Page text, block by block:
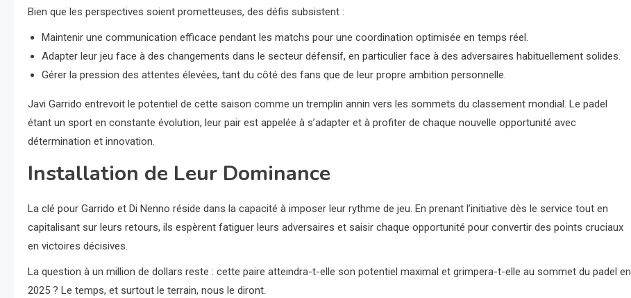
Bien que les perspectives soient prometteuses, des défis subsistent :
Maintenir une communication efficace pendant les matchs pour une coordination optimisée en temps réel.
Adapter leur jeu face à des changements dans le secteur défensif, en particulier face à des adversaires habituellement solides.
Gérer la pression des attentes élevées, tant du côté des fans que de leur propre ambition personnelle.
Javi Garrido entrevoit le potentiel de cette saison comme un tremplin annin vers les sommets du classement mondial. Le padel
étant un sport en constante évolution, leur pair est appelée à s’adapter et à profiter de chaque nouvelle opportunité avec
détermination et innovation.
Installation de Leur Dominance
La clé pour Garrido et Di Nenno réside dans la capacité à imposer leur rythme de jeu. En prenant l’initiative dès le service tout en
capitalisant sur leurs retours, ils espèrent fatiguer leurs adversaires et saisir chaque opportunité pour convertir des points cruciaux
en victoires décisives.
La question à un million de dollars reste : cette paire atteindra-t-elle son potentiel maximal et grimpera-t-elle au sommet du padel en
2025 ? Le temps, et surtout le terrain, nous le diront.